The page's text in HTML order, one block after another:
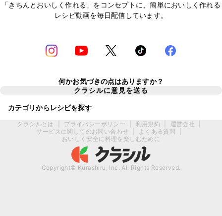
「きちんとおいしく作れる」をコンセプトに、簡単においしく作れる
レシピ動画を毎日配信しています。
何かお気づきの点はありますか？
クラシルに意見を送る
カテゴリからレシピを探す
クラシルとは プライバシーポリシー 利用規約 運営会社
サービスに関してのお問い合わせ
よくある質問
おいしく安全に料理を楽しむために
Copyright© Kurashiru, Inc. All Rights Reserved.